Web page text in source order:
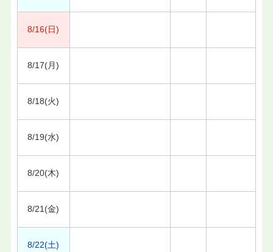
8/16(日)
8/17(月)
8/18(火)
8/19(水)
8/20(木)
8/21(金)
8/22(土)